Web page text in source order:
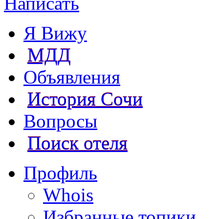
Я Вижу
МДД
Объявления
История Сочи
Вопросы
Поиск отеля
Профиль
Whois